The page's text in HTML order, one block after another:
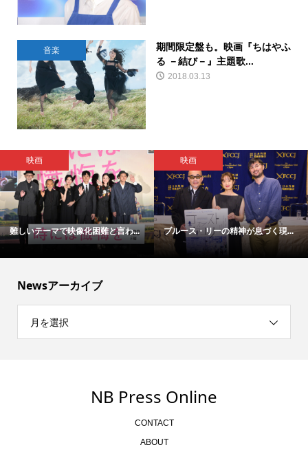
音楽
期間限定盤も。映画『ちはやふ
る －結び－』主題歌...
2018.03.13
映画
難しいテーマで映像化困難と言わ...
映画
ブルース・リーの精神が息づく現...
Newsアーカイブ
月を選択
NB Press Online
CONTACT
ABOUT